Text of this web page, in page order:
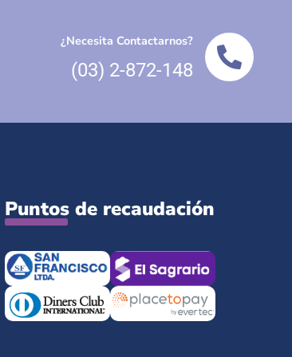
¿Necesita Contactarnos?
(03) 2-872-148
Puntos de recaudación